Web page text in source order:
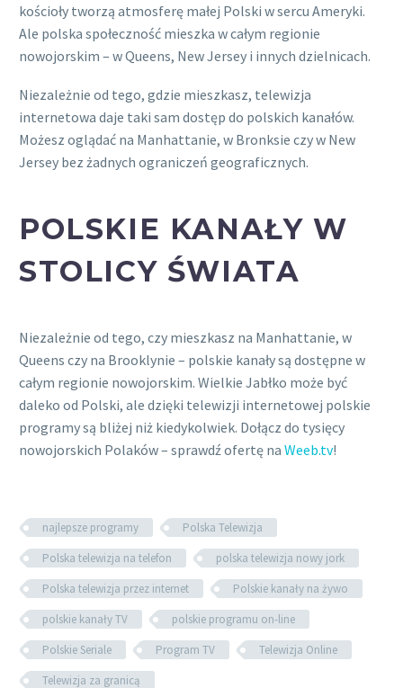
kościoły tworzą atmosferę małej Polski w sercu Ameryki.
Ale polska społeczność mieszka w całym regionie
nowojorskim – w Queens, New Jersey i innych dzielnicach.
Niezależnie od tego, gdzie mieszkasz, telewizja
internetowa daje taki sam dostęp do polskich kanałów.
Możesz oglądać na Manhattanie, w Bronksie czy w New
Jersey bez żadnych ograniczeń geograficznych.
POLSKIE KANAŁY W
STOLICY ŚWIATA
Niezależnie od tego, czy mieszkasz na Manhattanie, w
Queens czy na Brooklynie – polskie kanały są dostępne w
całym regionie nowojorskim. Wielkie Jabłko może być
daleko od Polski, ale dzięki telewizji internetowej polskie
programy są bliżej niż kiedykolwiek. Dołącz do tysięcy
nowojorskich Polaków – sprawdź ofertę na Weeb.tv!
najlepsze programy
Polska Telewizja
Polska telewizja na telefon
polska telewizja nowy jork
Polska telewizja przez internet
Polskie kanały na żywo
polskie kanały TV
polskie programu on-line
Polskie Seriale
Program TV
Telewizja Online
Telewizja za granicą